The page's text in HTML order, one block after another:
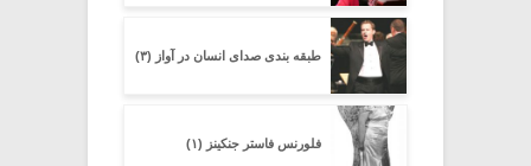
طبقه بندی صدای انسان در آواز (۳)
فلورنس فاستر جنکینز (۱)